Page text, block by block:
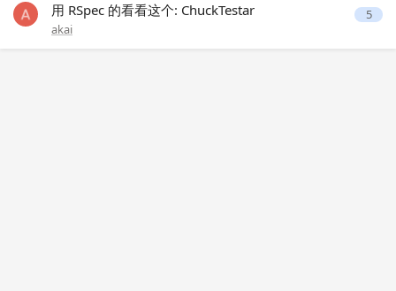
用 RSpec 的看看这个: ChuckTestar
akai
5